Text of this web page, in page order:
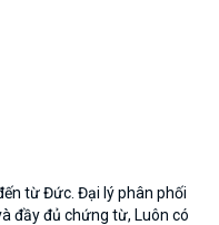
từ Đức. Đại lý phân phối
đầy đủ chứng từ, Luôn có